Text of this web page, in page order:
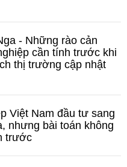
- Những rào cản
cần tính trước khi
thị trường cập nhật
Việt Nam đầu tư sang
nhưng bài toán không
trước